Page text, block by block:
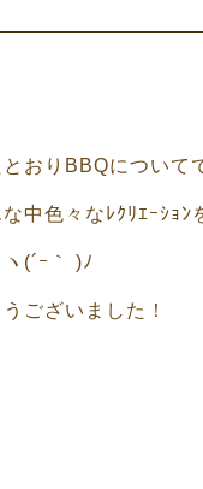
おりBBQについて
中色々なﾚｸﾘｴｰｼｮﾝ
(´ｰ｀ )ﾉ
ございました！